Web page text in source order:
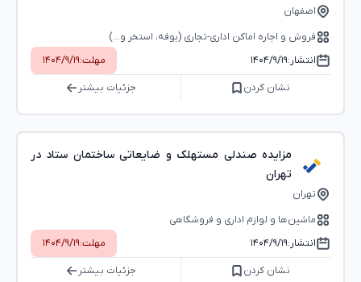
اصفهان
فروش و اجاره اماکن اداری-تجاری (بوفه، استخر و...)
انتشار:۱۴۰۴/۹/۱۹ مهلت:۱۴۰۴/۹/۱۹
نشان کردن جزئیات بیشتر
مزایده صندلی مستهلک و ضایعاتی ساختمان ستاد در
تهران
تهران
ماشین‌ها و لوازم اداری و فروشگاهی
انتشار:۱۴۰۴/۹/۱۹ مهلت:۱۴۰۴/۹/۱۹
نشان کردن جزئیات بیشتر